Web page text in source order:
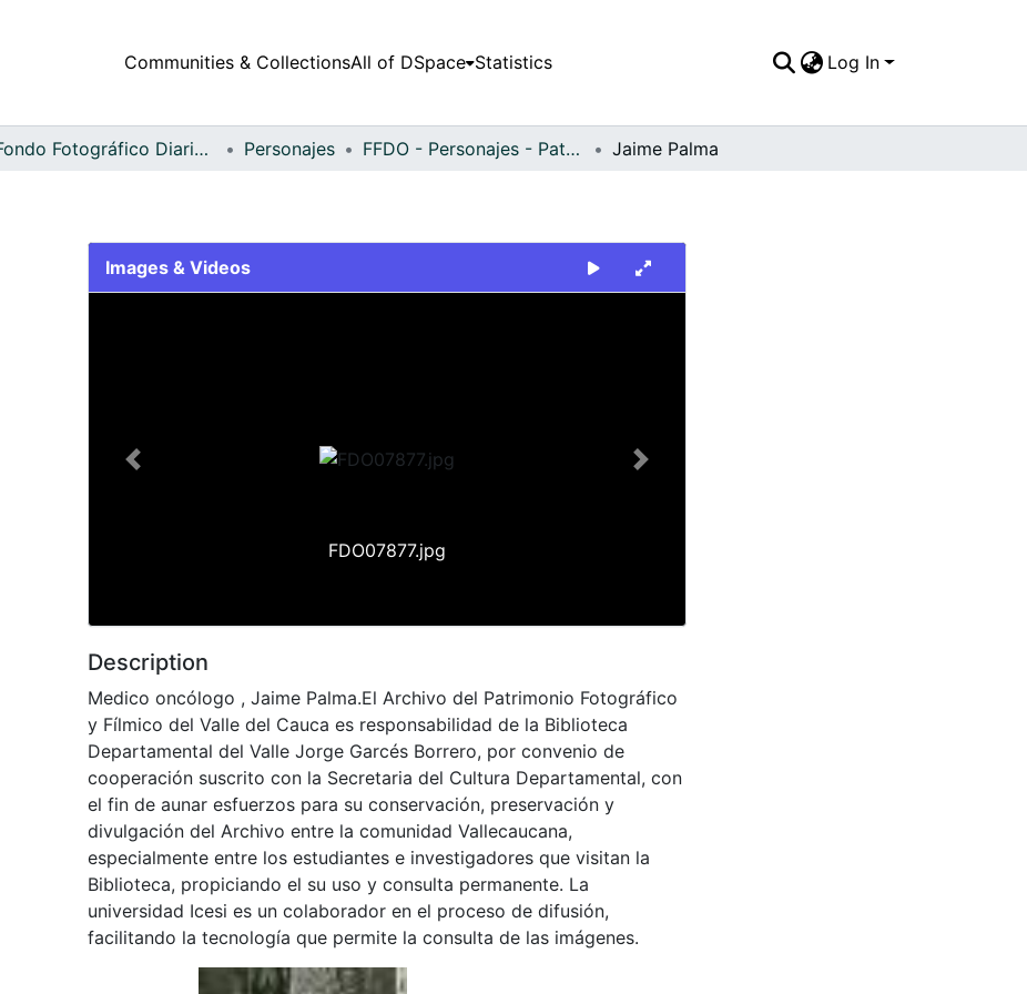
Communities & CollectionsAll of DSpace Statistics Log In
Fondo Fotográfico Diario Occidente Personajes FFDO - Personajes - Patrimonial Jaime Palma
Images & Videos
FDO07877.jpg
Previous Next
Description
Medico oncólogo , Jaime Palma.El Archivo del Patrimonio Fotográfico
y Fílmico del Valle del Cauca es responsabilidad de la Biblioteca
Departamental del Valle Jorge Garcés Borrero, por convenio de
cooperación suscrito con la Secretaria del Cultura Departamental, con
el fin de aunar esfuerzos para su conservación, preservación y
divulgación del Archivo entre la comunidad Vallecaucana,
especialmente entre los estudiantes e investigadores que visitan la
Biblioteca, propiciando el su uso y consulta permanente. La
universidad Icesi es un colaborador en el proceso de difusión,
facilitando la tecnología que permite la consulta de las imágenes.